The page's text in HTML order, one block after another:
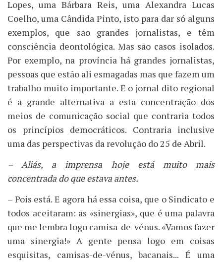
Lopes, uma Bárbara Reis, uma Alexandra Lucas
Coelho, uma Cândida Pinto, isto para dar só alguns
exemplos, que são grandes jornalistas, e têm
consciência deontológica. Mas são casos isolados.
Por exemplo, na província há grandes jornalistas,
pessoas que estão ali esmagadas mas que fazem um
trabalho muito importante. E o jornal dito regional
é a grande alternativa a esta concentração dos
meios de comunicação social que contraria todos
os princípios democráticos. Contraria inclusive
uma das perspectivas da revolução do 25 de Abril.
– Aliás, a imprensa hoje está muito mais
concentrada do que estava antes.
– Pois está. E agora há essa coisa, que o Sindicato e
todos aceitaram: as «sinergias», que é uma palavra
que me lembra logo camisa-de-vénus. «Vamos fazer
uma sinergia!» A gente pensa logo em coisas
esquisitas, camisas-de-vénus, bacanais... É uma